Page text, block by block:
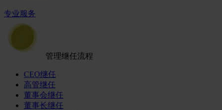
专业服务
管理继任流程
CEO继任
高管继任
董事会继任
董事长继任